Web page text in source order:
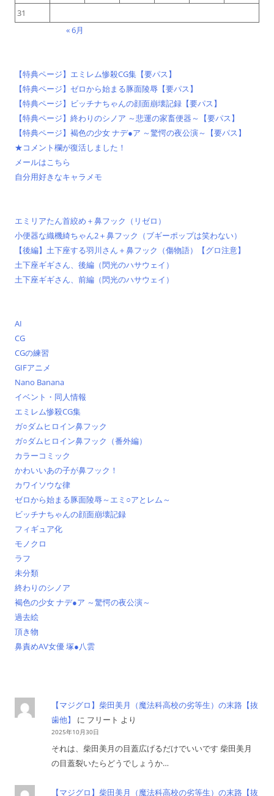
31
« 6月
【特典ページ】エミレム惨殺CG集【要パス】
【特典ページ】ゼロから始まる豚面陵辱【要パス】
【特典ページ】ビッチナちゃんの顔面崩壊記録【要パス】
【特典ページ】終わりのシノア ～悲運の家畜便器～【要パス】
【特典ページ】褐色の少女 ナデ●ア ～驚愕の夜公演～【要パス】
★コメント欄が復活しました！
メールはこちら
自分用好きなキャラメモ
エミリアたん首絞め＋鼻フック（リゼロ）
小便器な織機綺ちゃん2＋鼻フック（ブギーポップは笑わない）
【後編】土下座する羽川さん＋鼻フック（傷物語）【グロ注意】
土下座ギギさん、後編（閃光のハサウェイ）
土下座ギギさん、前編（閃光のハサウェイ）
AI
CG
CGの練習
GIFアニメ
Nano Banana
イベント・同人情報
エミレム惨殺CG集
ガ○ダムヒロイン鼻フック
ガ○ダムヒロイン鼻フック（番外編）
カラーコミック
かわいいあの子が鼻フック！
カワイソウな律
ゼロから始まる豚面陵辱～エミ○アとレム～
ビッチナちゃんの顔面崩壊記録
フィギュア化
モノクロ
ラフ
未分類
終わりのシノア
褐色の少女 ナデ●ア ～驚愕の夜公演～
過去絵
頂き物
鼻責めAV女優 塚●八雲
【マジグロ】柴田美月（魔法科高校の劣等生）の末路【抜
歯他】
に フリート より
2025年10月30日
それは、柴田美月の目蓋広げるだけでいいです 柴田美月
の目蓋裂いたらどうでしょうか…
【マジグロ】柴田美月（魔法科高校の劣等生）の末路【抜